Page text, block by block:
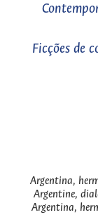
Ficções de
Argentina,
Argentine,
Argentina,